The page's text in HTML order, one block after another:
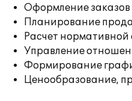
Оформление заказов
Планирование
Расчет нормативной
Управление
Формирование
Ценообразование,